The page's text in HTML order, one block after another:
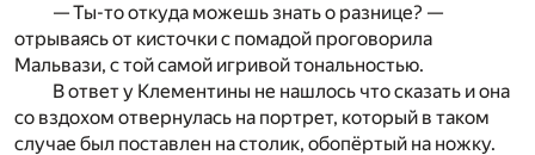
— Ты-то откуда можешь знать о разнице? —
отрываясь от кисточки с помадой проговорила
Мальвази, с той самой игривой тональностью.
В ответ у Клементины не нашлось что сказать и она
со вздохом отвернулась на портрет, который в таком
случае был поставлен на столик, обопёртый на ножку.